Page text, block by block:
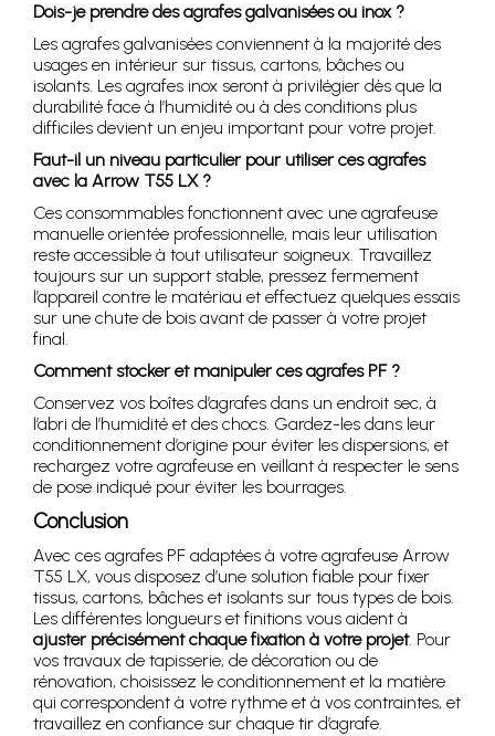
Dois-je prendre des agrafes galvanisées ou inox ?
Les agrafes galvanisées conviennent à la majorité des
usages en intérieur sur tissus, cartons, bâches ou
isolants. Les agrafes inox seront à privilégier dès que la
durabilité face à l’humidité ou à des conditions plus
difficiles devient un enjeu important pour votre projet.
Faut-il un niveau particulier pour utiliser ces agrafes
avec la Arrow T55 LX ?
Ces consommables fonctionnent avec une agrafeuse
manuelle orientée professionnelle, mais leur utilisation
reste accessible à tout utilisateur soigneux. Travaillez
toujours sur un support stable, pressez fermement
l’appareil contre le matériau et effectuez quelques essais
sur une chute de bois avant de passer à votre projet
final.
Comment stocker et manipuler ces agrafes PF ?
Conservez vos boîtes d’agrafes dans un endroit sec, à
l’abri de l’humidité et des chocs. Gardez-les dans leur
conditionnement d’origine pour éviter les dispersions, et
rechargez votre agrafeuse en veillant à respecter le sens
de pose indiqué pour éviter les bourrages.
Conclusion
Avec ces agrafes PF adaptées à votre agrafeuse Arrow
T55 LX, vous disposez d’une solution fiable pour fixer
tissus, cartons, bâches et isolants sur tous types de bois.
Les différentes longueurs et finitions vous aident à
ajuster précisément chaque fixation à votre projet. Pour
vos travaux de tapisserie, de décoration ou de
rénovation, choisissez le conditionnement et la matière
qui correspondent à votre rythme et à vos contraintes, et
travaillez en confiance sur chaque tir d’agrafe.